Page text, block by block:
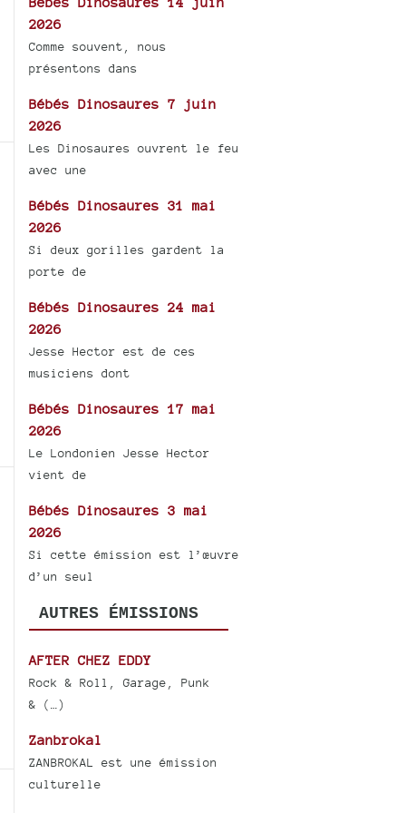
2026
Comme souvent, nous
présentons dans
Bébés Dinosaures 7 juin
2026
Les Dinosaures ouvrent le feu
avec une
Bébés Dinosaures 31 mai
2026
Si deux gorilles gardent la
porte de
Bébés Dinosaures 24 mai
2026
Jesse Hector est de ces
musiciens dont
Bébés Dinosaures 17 mai
2026
Le Londonien Jesse Hector
vient de
Bébés Dinosaures 3 mai
2026
Si cette émission est l’œuvre
d’un seul
AUTRES ÉMISSIONS
AFTER CHEZ EDDY
Rock & Roll, Garage, Punk
& (…)
Zanbrokal
ZANBROKAL est une émission
culturelle